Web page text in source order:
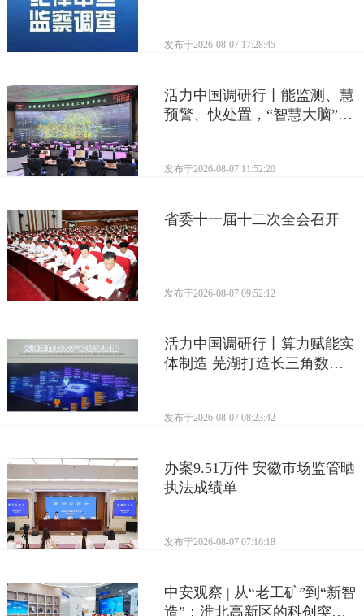
发布于2026-08-07 17:28:45
活力中国调研行丨能监测、慧
预警、快处置，“智慧大脑”守
发布于2026-08-07 11:52:20
省委十一届十二次全会召开
发布于2026-08-07 09:52:12
活力中国调研行丨算力赋能实
体制造 芜湖打造长三角数字
发布于2026-08-07 08:23:42
办案9.51万件 安徽市场监管晒
执法成绩单
发布于2026-08-07 07:16:18
中安观察 | 从“老工矿”到“新智
造”：淮北高新区的科创突围